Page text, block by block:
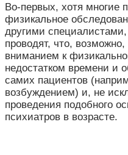
Во-первых, хотя многие
физикальное
другими
проводят, что,
вниманием к
недостатком времени и
самих пациентов
возбуждением) и, не
проведения подобного
психиатров в возрасте.